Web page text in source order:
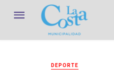
DEPORTE